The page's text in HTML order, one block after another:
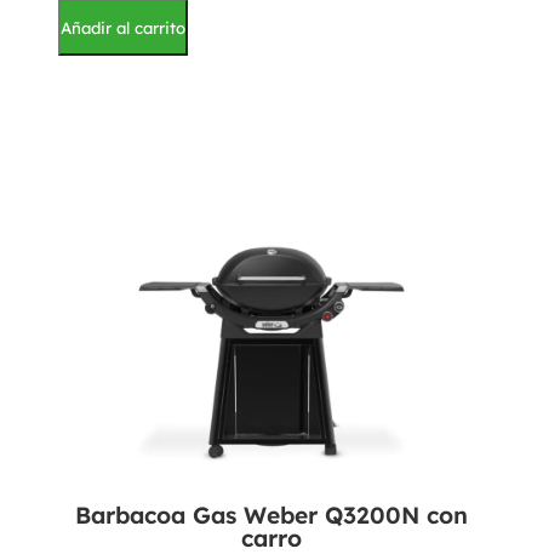
Añadir al carrito
Barbacoa Gas Weber Q3200N con
carro